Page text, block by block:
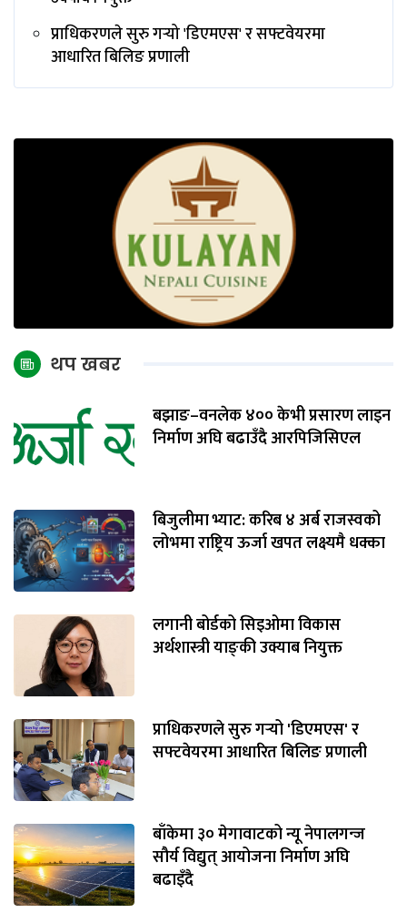
प्राधिकरणले सुरु गर्‍यो 'डिएमएस' र सफ्टवेयरमा
आधारित बिलिङ प्रणाली
थप खबर
बझाङ–वनलेक ४०० केभी प्रसारण लाइन
निर्माण अघि बढाउँदै आरपिजिसिएल
बिजुलीमा भ्याट: करिब ४ अर्ब राजस्वको
लोभमा राष्ट्रिय ऊर्जा खपत लक्ष्यमै धक्का
लगानी बोर्डको सिइओमा विकास
अर्थशास्त्री याङ्‌की उक्याब नियुक्त
प्राधिकरणले सुरु गर्‍यो 'डिएमएस' र
सफ्टवेयरमा आधारित बिलिङ प्रणाली
बाँकेमा ३० मेगावाटको न्यू नेपालगन्ज
सौर्य विद्युत् आयोजना निर्माण अघि
बढाइँदै